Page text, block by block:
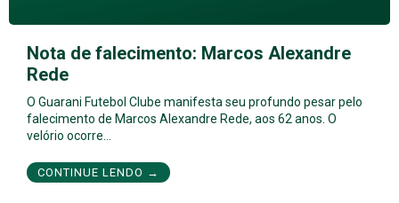
Nota de falecimento: Marcos Alexandre
Rede
O Guarani Futebol Clube manifesta seu profundo pesar pelo
falecimento de Marcos Alexandre Rede, aos 62 anos. O
velório ocorre…
CONTINUE LENDO →